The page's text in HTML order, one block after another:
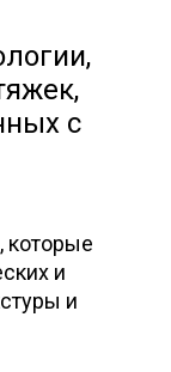
с
которые
и
и